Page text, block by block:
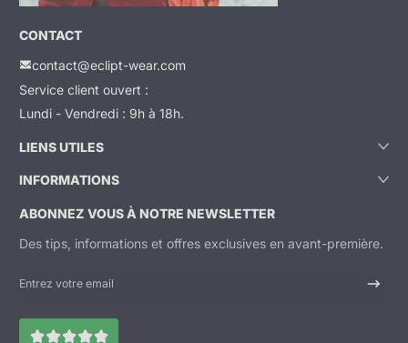
CONTACT
contact@eclipt-wear.com
Service client ouvert :
Lundi - Vendredi : 9h à 18h.
LIENS UTILES
INFORMATIONS
ABONNEZ VOUS À NOTRE NEWSLETTER
Des tips, informations et offres exclusives en avant-première.
Entrez votre email